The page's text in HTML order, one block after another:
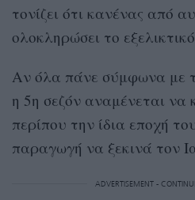
τονίζει ότι κανένας από
ολοκληρώσει το
Αν όλα πάνε σύμφωνα με
η 5η σεζόν αναμένεται να
περίπου την ίδια εποχή
παραγωγή να ξεκινά τον
ADVERTISEMENT -